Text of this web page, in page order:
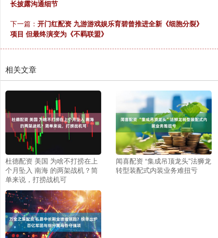
长披露沟通细节
下一篇： 开门红配资 九游游戏娱乐育碧曾推进全新《细胞分裂》
项目 但最终演变为《不羁联盟》
相关文章
杜德配资 美国 为啥不打捞在上
个月坠入 南海 的两架战机？简
单来说，打捞战机可
闻喜配资 “集成吊顶龙头”法狮龙
转型装配式内装业务难扭亏